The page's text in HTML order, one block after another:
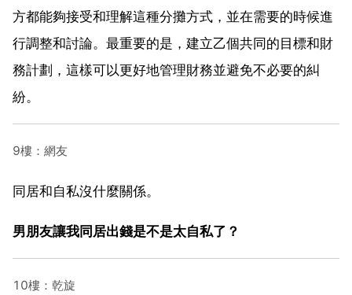
方都能夠接受和理解這種分攤方式，並在需要的時候進
行調整和討論。最重要的是，建立乙個共同的目標和財
務計劃，這樣可以更好地管理財務並避免不必要的糾
紛。
9樓：網友
同居和自私沒什麼關係。
男朋友讓我同居出錢是不是太自私了？
10樓：乾旋